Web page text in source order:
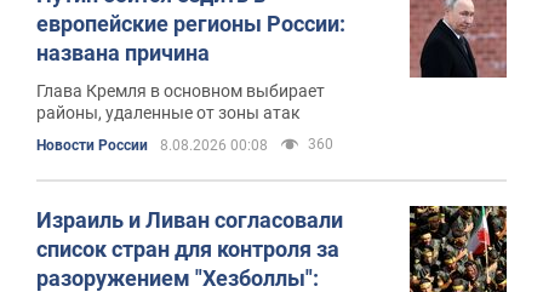
европейские регионы России:
названа причина
Глава Кремля в основном выбирает
районы, удаленные от зоны атак
Новости России 8.08.2026 00:08 360
Израиль и Ливан согласовали
список стран для контроля за
разоружением "Хезболлы":